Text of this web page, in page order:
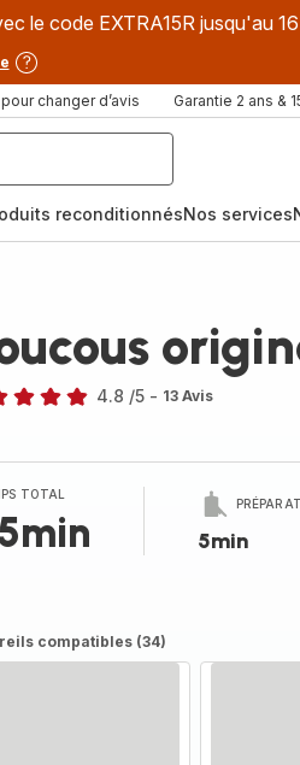
le code EXTRA15R jusqu'au
changer d’avis Garantie 2 ans &
reconditionnésNos services
4.8 /5 - 13 Avis
TOTAL
5min
compatibles (34)